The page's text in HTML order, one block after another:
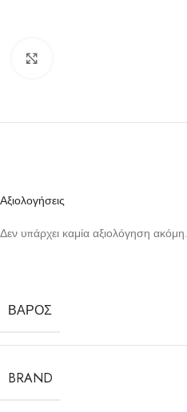
Αξιολογήσεις
Δεν υπάρχει καμία αξιολόγηση ακόμη.
ΒΆΡΟΣ
BRAND